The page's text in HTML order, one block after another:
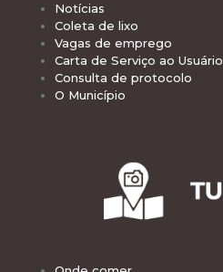
Notícias
Coleta de lixo
Vagas de emprego
Carta de Serviço ao Usuário
Consulta de protocolo
O Município